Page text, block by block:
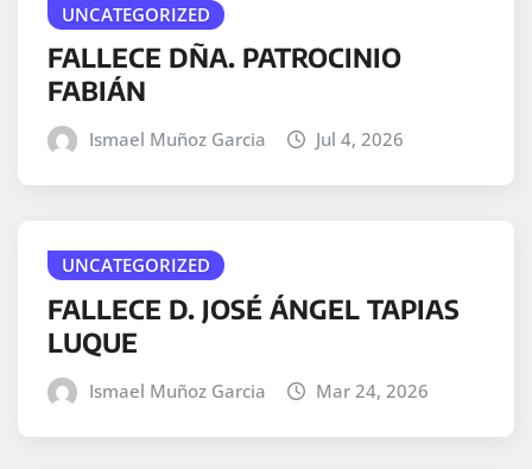
UNCATEGORIZED
FALLECE DÑA. PATROCINIO
FABIÁN
Ismael Muñoz Garcia Jul 4, 2026
UNCATEGORIZED
FALLECE D. JOSÉ ÁNGEL TAPIAS
LUQUE
Ismael Muñoz Garcia Mar 24, 2026